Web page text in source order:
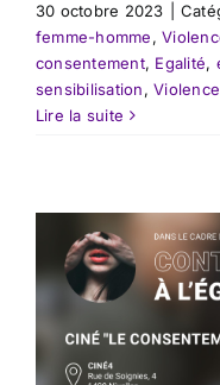
30 octobre 2023
femme-homme,
consentement, Egalité,
sensibilisation,Violence
Lire la suite